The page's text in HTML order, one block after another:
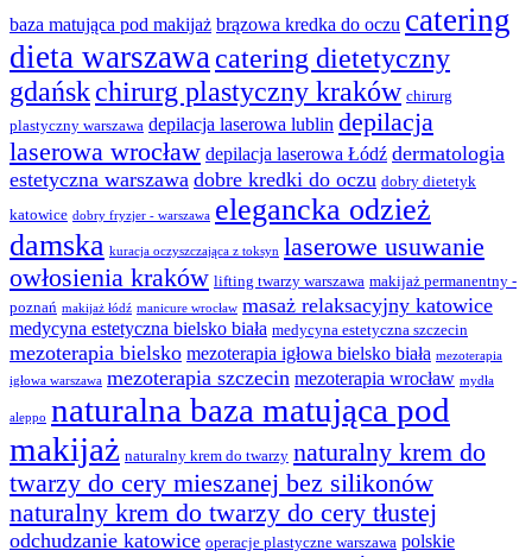
baza matująca pod makijaż brązowa kredka do oczu catering
dieta warszawa catering dietetyczny
gdańskchirurg plastyczny kraków chirurg
plastyczny warszawa depilacja laserowa lublin depilacja
laserowa wrocław depilacja laserowa Łódź dermatologia
estetyczna warszawa dobre kredki do oczu dobry dietetyk
katowice dobry fryzjer - warszawa elegancka odzież
damska kuracja oczyszczająca z toksyn laserowe usuwanie
owłosienia kraków lifting twarzy warszawa makijaż permanentny -
poznań makijaż łódź manicure wrocław masaż relaksacyjny katowice
medycyna estetyczna bielsko biała medycyna estetyczna szczecin
mezoterapia bielsko mezoterapia igłowa bielsko biała mezoterapia
igłowa warszawa mezoterapia szczecin mezoterapia wrocław mydła
aleppo naturalna baza matująca pod
makijaż naturalny krem do twarzy naturalny krem do
twarzy do cery mieszanej bez silikonów
naturalny krem do twarzy do cery tłustej
odchudzanie katowice operacje plastyczne warszawa polskie